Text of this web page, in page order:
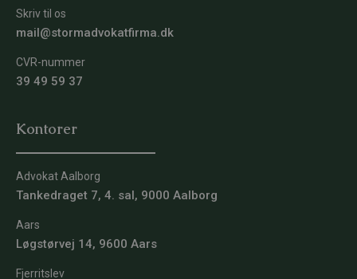
Skriv til os
mail@stormadvokatfirma.dk
CVR-nummer
39 49 59 37
Kontorer
Advokat Aalborg
Tankedraget 7, 4. sal, 9000 Aalborg
Aars
Løgstørvej 14, 9600 Aars
Fjerritslev